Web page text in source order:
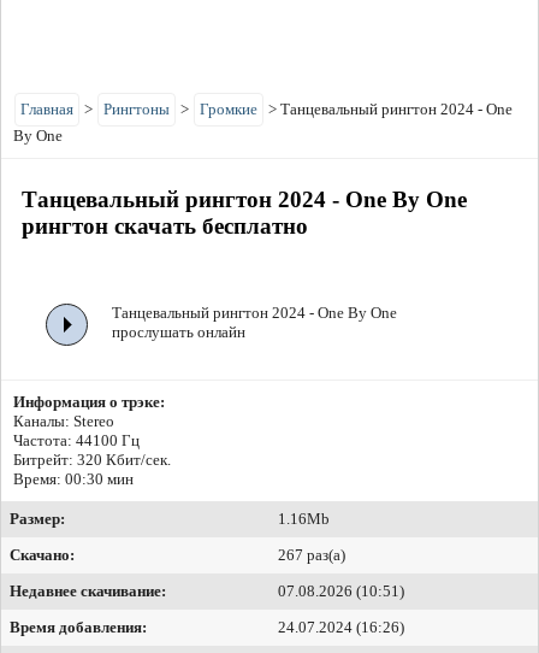
Главная > Рингтоны > Громкие > Танцевальный рингтон 2024 - One
By One
Танцевальный рингтон 2024 - One By One
рингтон скачать бесплатно
Танцевальный рингтон 2024 - One By One
прослушать онлайн
Информация о трэке:
Каналы: Stereo
Частота: 44100 Гц
Битрейт: 320 Кбит/сек.
Время: 00:30 мин
Размер:
1.16Mb
Скачано:
267 раз(а)
Недавнее скачивание:
07.08.2026 (10:51)
Время добавления:
24.07.2024 (16:26)